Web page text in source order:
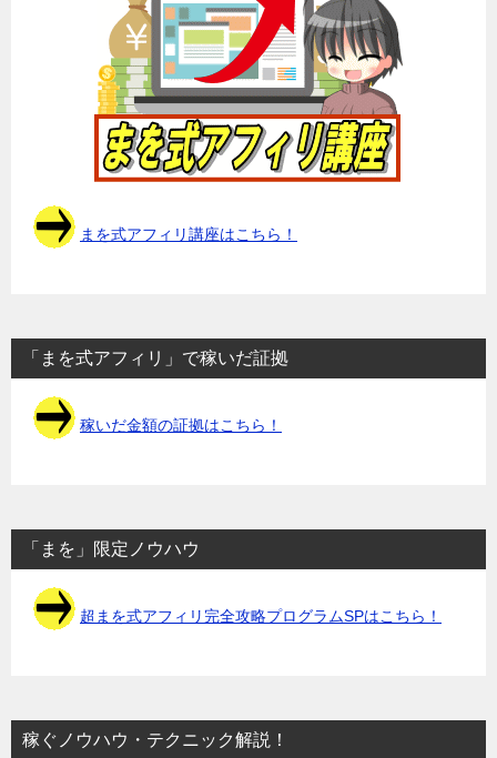
まを式アフィリ講座はこちら！
「まを式アフィリ」で稼いだ証拠
稼いだ金額の証拠はこちら！
「まを」限定ノウハウ
超まを式アフィリ完全攻略プログラムSPはこちら！
稼ぐノウハウ・テクニック解説！